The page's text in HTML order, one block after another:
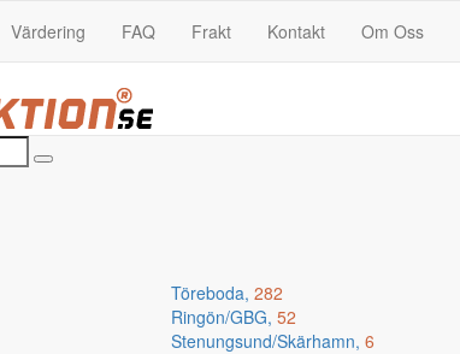
Värdering FAQ Frakt Kontakt Om Oss
Töreboda, 282
Ringön/GBG, 52
Stenungsund/Skärhamn, 6